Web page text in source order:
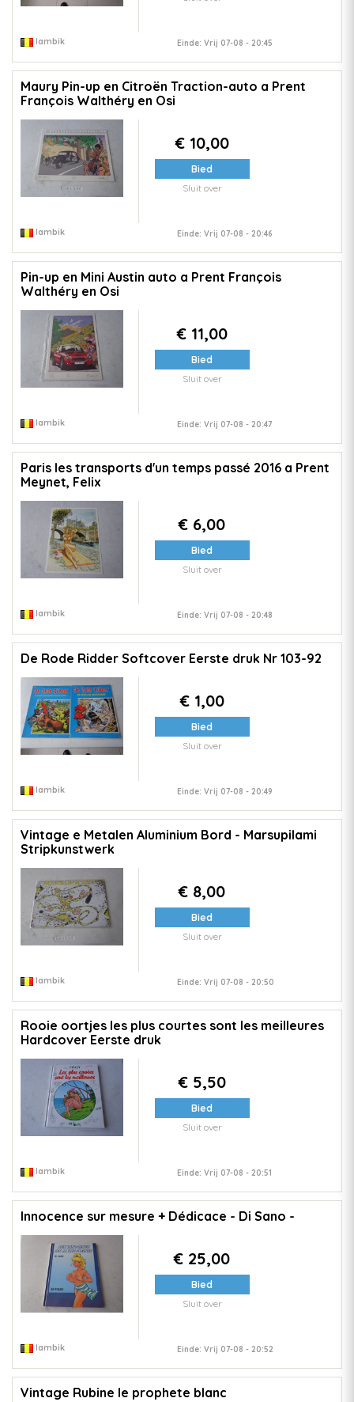
lambik Einde: Vrij 07-08 - 20:45
Maury Pin-up en Citroën Traction-auto a Prent
François Walthéry en Osi
€ 10,00
Bied
Sluit over
lambik Einde: Vrij 07-08 - 20:46
Pin-up en Mini Austin auto a Prent François
Walthéry en Osi
€ 11,00
Bied
Sluit over
lambik Einde: Vrij 07-08 - 20:47
Paris les transports d'un temps passé 2016 a Prent
Meynet, Felix
€ 6,00
Bied
Sluit over
lambik Einde: Vrij 07-08 - 20:48
De Rode Ridder Softcover Eerste druk Nr 103-92
€ 1,00
Bied
Sluit over
lambik Einde: Vrij 07-08 - 20:49
Vintage e Metalen Aluminium Bord - Marsupilami
Stripkunstwerk
€ 8,00
Bied
Sluit over
lambik Einde: Vrij 07-08 - 20:50
Rooie oortjes les plus courtes sont les meilleures
Hardcover Eerste druk
€ 5,50
Bied
Sluit over
lambik Einde: Vrij 07-08 - 20:51
Innocence sur mesure + Dédicace - Di Sano -
€ 25,00
Bied
Sluit over
lambik Einde: Vrij 07-08 - 20:52
Vintage Rubine le prophete blanc